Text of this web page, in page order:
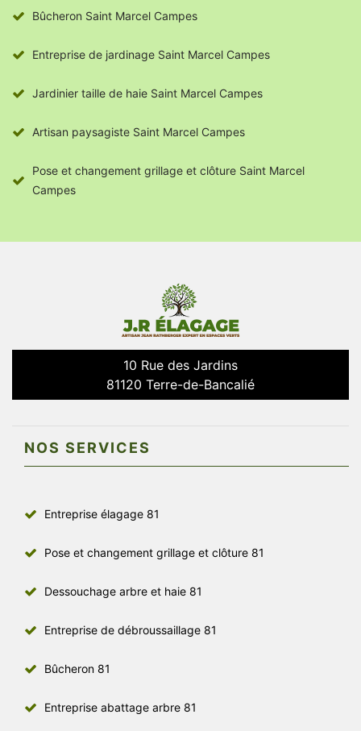
Bûcheron Saint Marcel Campes
Entreprise de jardinage Saint Marcel Campes
Jardinier taille de haie Saint Marcel Campes
Artisan paysagiste Saint Marcel Campes
Pose et changement grillage et clôture Saint Marcel
Campes
10 Rue des Jardins
81120 Terre-de-Bancalié
NOS SERVICES
Entreprise élagage 81
Pose et changement grillage et clôture 81
Dessouchage arbre et haie 81
Entreprise de débroussaillage 81
Bûcheron 81
Entreprise abattage arbre 81